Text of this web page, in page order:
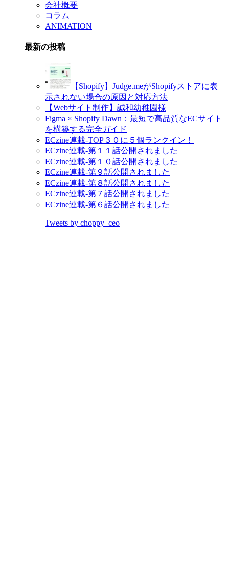
会社概要
コラム
ANIMATION
最新の投稿
【Shopify】Judge.meがShopifyストアに表
示されない場合の原因と対応方法
【Webサイト制作】誠和幼稚園様
Figma × Shopify Dawn：最短で高品質なECサイト
を構築する完全ガイド
ECzine連載-TOP３０に５個ランクイン！
ECzine連載-第１１話公開されました
ECzine連載-第１０話公開されました
ECzine連載-第９話公開されました
ECzine連載-第８話公開されました
ECzine連載-第７話公開されました
ECzine連載-第６話公開されました
Tweets by choppy_ceo